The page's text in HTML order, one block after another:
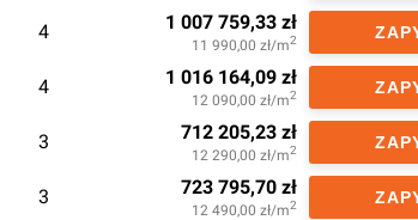
4 1 007 759,33 zł
11 990,00 zł/m2
4 1 016 164,09 zł
12 090,00 zł/m2
3 712 205,23 zł
12 290,00 zł/m2
3 723 795,70 zł
12 490,00 zł/m2